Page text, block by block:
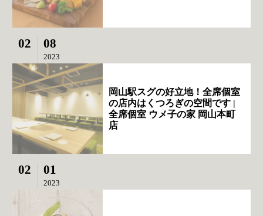
02 08
2023
岡山駅スグの好立地！全席個室
の店内はくつろぎの空間です |
全席個室 ウメ子の家 岡山本町
店
02 01
2023